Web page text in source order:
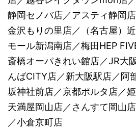
静岡セノバ店／アスティ静岡
金沢もりの里店／（名古屋）
モール新潟南店／梅田HEP
斎橋オーパきれい館店／JR大
んばCITY店／新大阪駅店／阿
坂神社前店／京都ポルタ店／
天満屋岡山店／さんすて岡山
／小倉京町店